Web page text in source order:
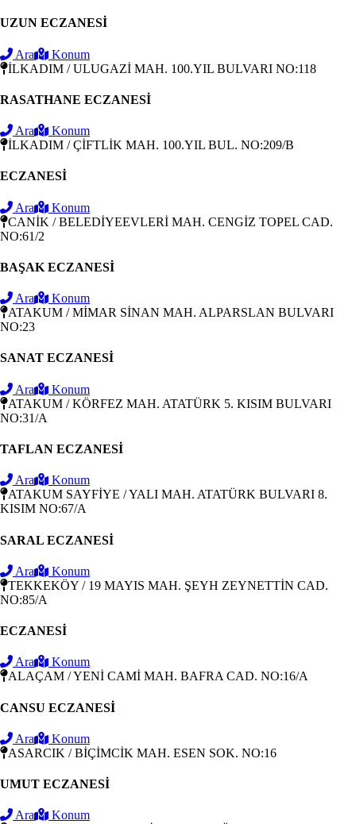
UZUN ECZANESİ
Ara
Konum
İLKADIM / ULUGAZİ MAH. 100.YIL BULVARI NO:118
RASATHANE ECZANESİ
Ara
Konum
İLKADIM / ÇİFTLİK MAH. 100.YIL BUL. NO:209/B
ECZANESİ
Ara
Konum
CANİK / BELEDİYEEVLERİ MAH. CENGİZ TOPEL CAD.
NO:61/2
BAŞAK ECZANESİ
Ara
Konum
ATAKUM / MİMAR SİNAN MAH. ALPARSLAN BULVARI
NO:23
SANAT ECZANESİ
Ara
Konum
ATAKUM / KÖRFEZ MAH. ATATÜRK 5. KISIM BULVARI
NO:31/A
TAFLAN ECZANESİ
Ara
Konum
ATAKUM SAYFİYE / YALI MAH. ATATÜRK BULVARI 8.
KISIM NO:67/A
SARAL ECZANESİ
Ara
Konum
TEKKEKÖY / 19 MAYIS MAH. ŞEYH ZEYNETTİN CAD.
NO:85/A
ECZANESİ
Ara
Konum
ALAÇAM / YENİ CAMİ MAH. BAFRA CAD. NO:16/A
CANSU ECZANESİ
Ara
Konum
ASARCIK / BİÇİMCİK MAH. ESEN SOK. NO:16
UMUT ECZANESİ
Ara
Konum